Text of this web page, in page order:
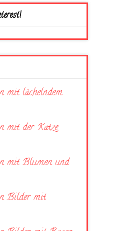
mit lächelndem
mit der Katze
mit Blumen und
Bilder mit